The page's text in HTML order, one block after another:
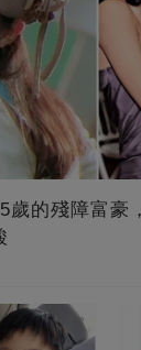
歲的殘障富豪